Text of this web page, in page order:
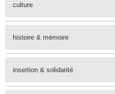
culture
histoire & mémoire
insertion & solidarité